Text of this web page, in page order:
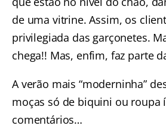
de uma vitrine. Assim, os
privilegiada das garçonetes.
chega!! Mas, enfim, faz parte
A verão mais “moderninha”
moças só de biquini ou roupa
comentários…